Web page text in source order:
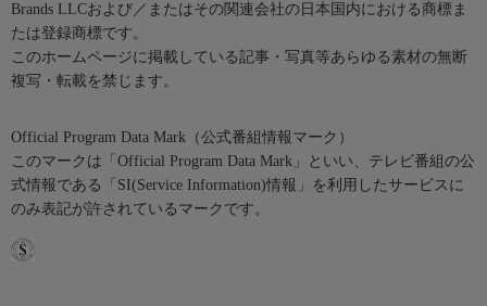
Brands LLCおよび／またはその関連会社の日本国内における商標ま
たは登録商標です。
このホームページに掲載している記事・写真等あらゆる素材の無断
複写・転載を禁じます。
Official Program Data Mark（公式番組情報マーク）
このマークは「Official Program Data Mark」といい、テレビ番組の公
式情報である「SI(Service Information)情報」を利用したサービスに
のみ表記が許されているマークです。